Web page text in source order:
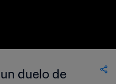
duelo de